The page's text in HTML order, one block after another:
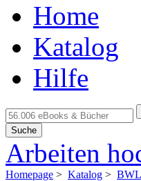
Home
Katalog
Hilfe
Suche
Arbeiten
Homepage > Katalog > BWL